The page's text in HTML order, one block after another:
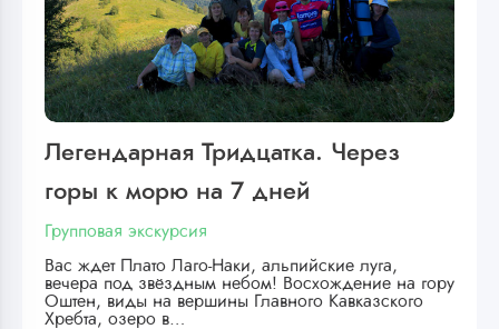
Легендарная Тридцатка. Через
горы к морю на 7 дней
Групповая экскурсия
Вас ждет Плато Лаго-Наки, альпийские луга,
вечера под звёздным небом! Восхождение на гору
Оштен, виды на вершины Главного Кавказского
Хребта, озеро в…